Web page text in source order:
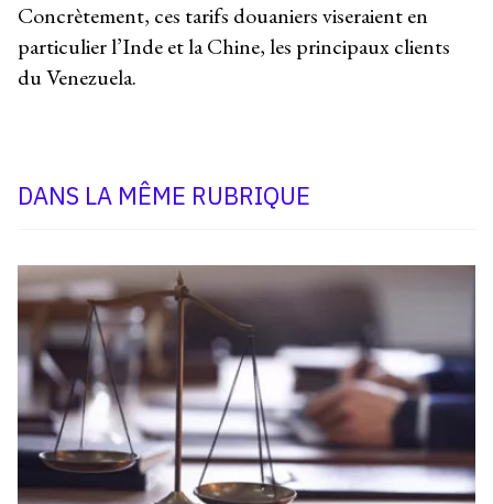
Concrètement, ces tarifs douaniers viseraient en
particulier l’Inde et la Chine, les principaux clients
du Venezuela.
DANS LA MÊME RUBRIQUE